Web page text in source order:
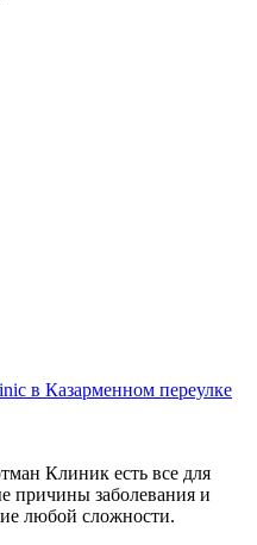
в Казарменном переулке
Клиник есть все для
причины заболевания и
любой сложности.